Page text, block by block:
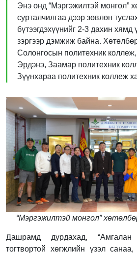
Энэ онд “Мэргэжилтэй монгол”
сурталчилгаа дээр зөвлөн
бүтээгдэхүүнийг 2-3 дахин хямд
зэргээр дэмжиж байна.
Солонгосын политехник
Эрдэнэ, Заамар политехник
Зүүнхараа политехник коллеж
“Мэргэжилтэй монгол”
Дашрамд дурдахад,
тогтвортой хөгжлийн үзэл